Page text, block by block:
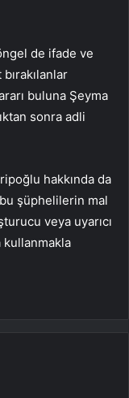
de ifade ve
buluna Şeyma
sonra adli
hakkında da
şüphelilerin mal
veya uyarıcı
kullanmakla